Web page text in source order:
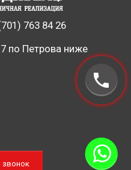
763 84 26
по Петрова ниже
звонок